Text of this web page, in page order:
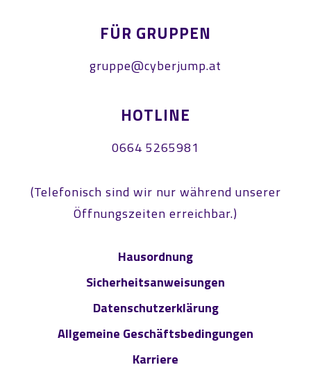
FÜR GRUPPEN
gruppe@cyberjump.at
HOTLINE
0664 5265981
(Telefonisch sind wir nur während unserer
Öffnungszeiten erreichbar.)
Hausordnung
Sicherheitsanweisungen
Datenschutzerklärung
Allgemeine Geschäftsbedingungen
Karriere